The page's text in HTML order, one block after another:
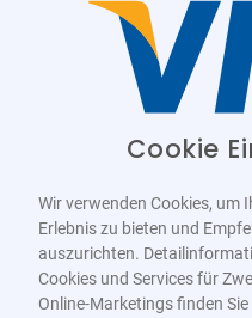
Cookie
Wir verwenden Cookies, um
Erlebnis zu bieten und
auszurichten.
Cookies und Services für
Online-Marketings finden Sie